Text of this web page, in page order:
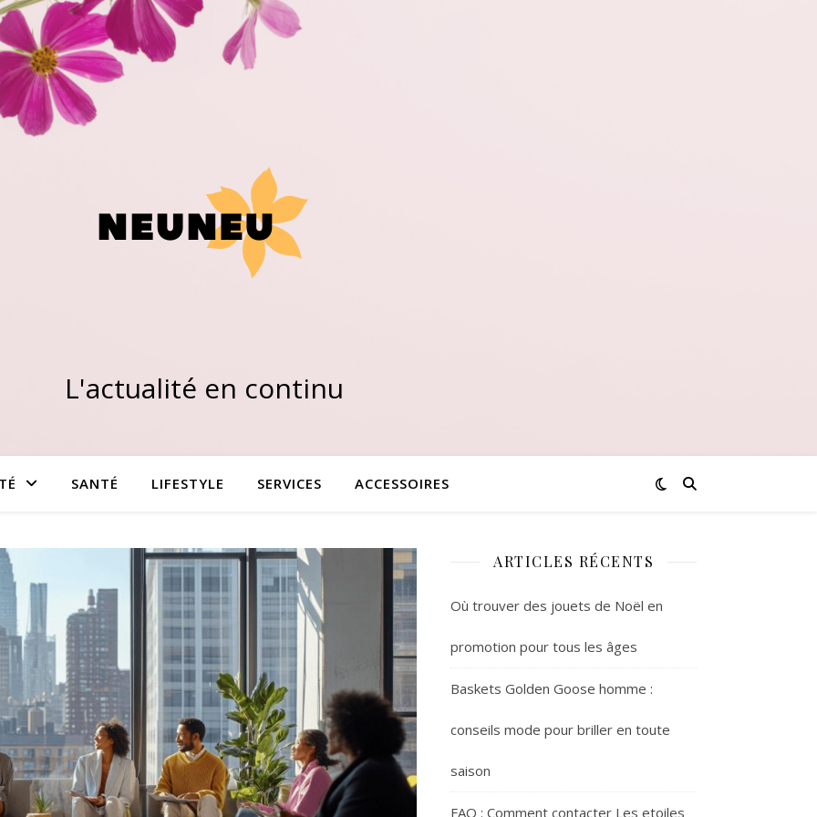
L'actualité en continu
SANTÉ LIFESTYLE SERVICES ACCESSOIRES
ARTICLES RÉCENTS
Où trouver des jouets de Noël en
promotion pour tous les âges
Baskets Golden Goose homme :
conseils mode pour briller en toute
saison
FAQ : Comment contacter Les etoiles